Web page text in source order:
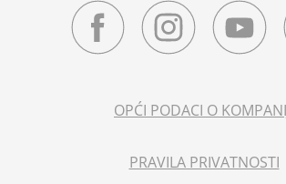
OPĆI PODACI O
PRAVILA PRIVATNOSTI